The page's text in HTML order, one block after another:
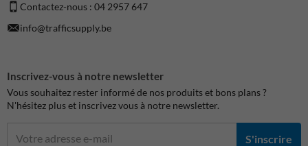
Contactez-nous : 04 2957 647
info@trafficsupply.be
Inscrivez-vous à notre newsletter
Vous souhaitez rester informé de nos produits et bons plans ?
N'hésitez plus et inscrivez vous à notre newsletter.
S'inscrire